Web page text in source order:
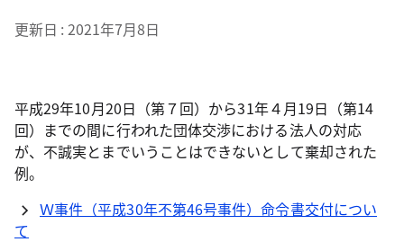
更新日 2021年7月8日
平成29年10月20日（第７回）から31年４月19日（第14
回）までの間に行われた団体交渉における法人の対応
が、不誠実とまでいうことはできないとして棄却された
例。
Ｗ事件（平成30年不第46号事件）命令書交付につい
て